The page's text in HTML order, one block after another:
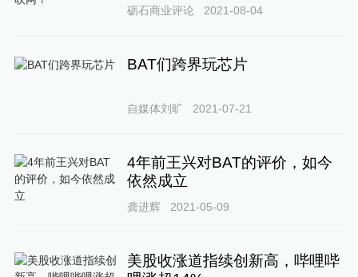
砺石商业评论 2021-08-04
BAT们跨界玩芯片
自媒体刘旷 2021-07-21
4年前王兴对BAT的评价，如今
依然成立
龚进辉 2021-05-09
美股收涨道指续创新高，哔哩哔